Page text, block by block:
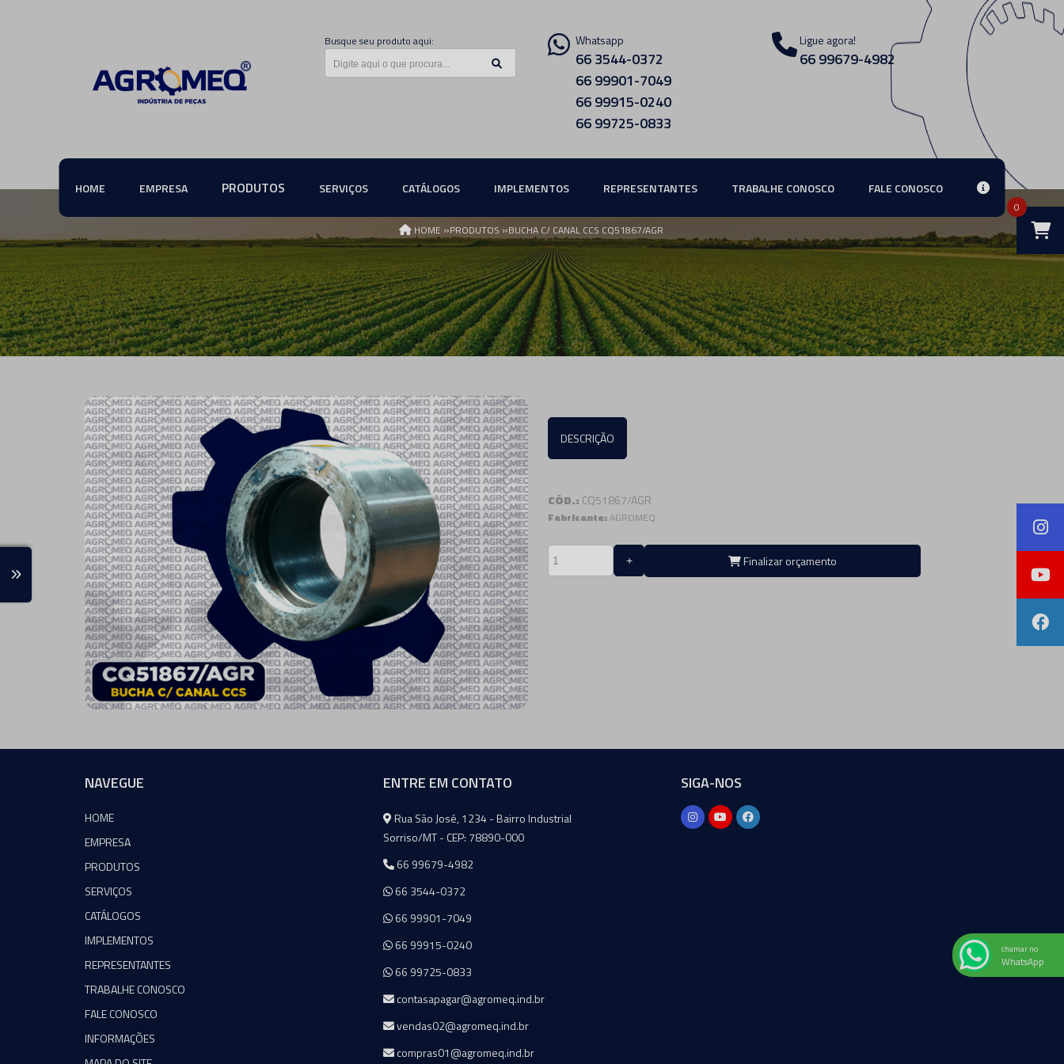
Busque seu produto aqui: Whatsapp
66 3544-0372
66 99901-7049
66 99915-0240
66 99725-0833
Ligue agora!
66 99679-4982
HOME EMPRESA PRODUTOS SERVIÇOS CATÁLOGOS IMPLEMENTOS REPRESENTANTES TRABALHE CONOSCO FALE CONOSCO
0
HOME »PRODUTOS »BUCHA C/ CANAL CCS CQ51867/AGR
DESCRIÇÃO
CÓD.: CQ51867/AGR
Fabricante:AGROMEQ
Finalizar orçamento
NAVEGUE
HOME
EMPRESA
PRODUTOS
SERVIÇOS
CATÁLOGOS
IMPLEMENTOS
REPRESENTANTES
TRABALHE CONOSCO
FALE CONOSCO
INFORMAÇÕES
ENTRE EM CONTATO
Agromeq
Rua São José, 1234 - Bairro Industrial
Sorriso/MT - CEP: 78890-000
66 99679-4982
66 3544-0372
66 99901-7049
66 99915-0240
66 99725-0833
contasapagar@agromeq.ind.br
vendas02@agromeq.ind.br
compras01@agromeq.ind.br
SIGA-NOS
chamar no
WhatsApp